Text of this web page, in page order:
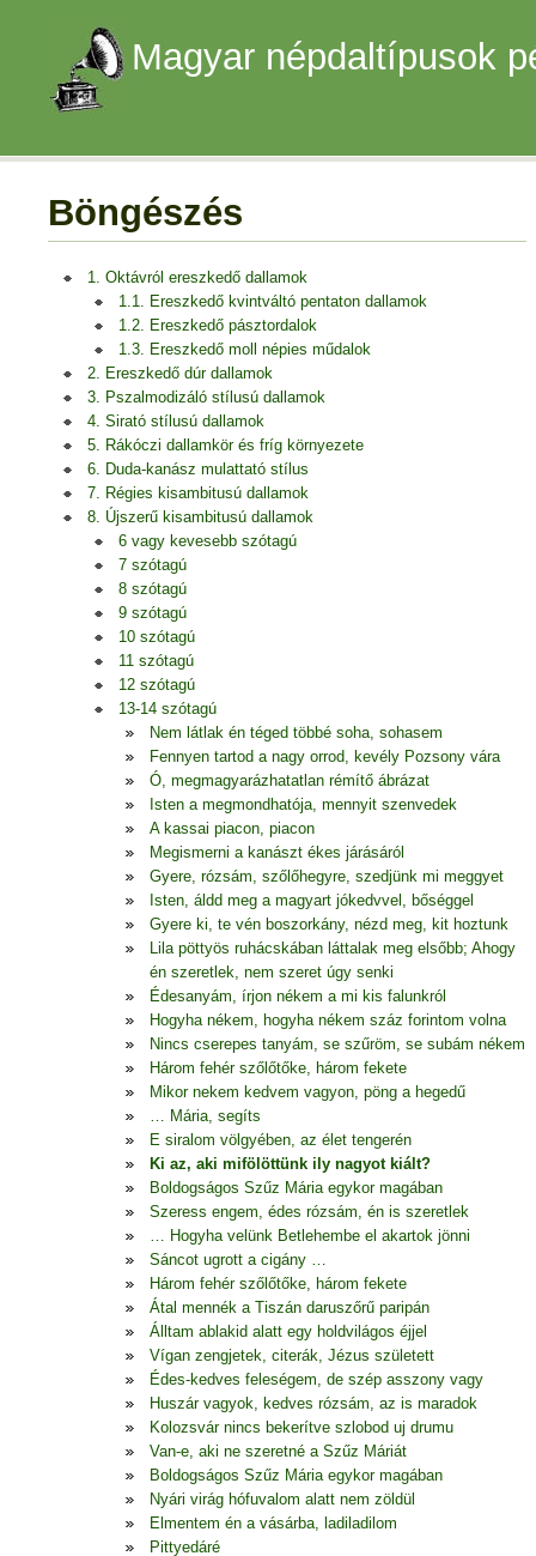
Magyar népdaltípusok
Böngészés
1. Oktávról ereszkedő dallamok
1.1. Ereszkedő kvintváltó pentaton dallamok
1.2. Ereszkedő pásztordalok
1.3. Ereszkedő moll népies műdalok
2. Ereszkedő dúr dallamok
3. Pszalmodizáló stílusú dallamok
4. Sirató stílusú dallamok
5. Rákóczi dallamkör és fríg környezete
6. Duda-kanász mulattató stílus
7. Régies kisambitusú dallamok
8. Újszerű kisambitusú dallamok
6 vagy kevesebb szótagú
7 szótagú
8 szótagú
9 szótagú
10 szótagú
11 szótagú
12 szótagú
13-14 szótagú
Nem látlak én téged többé soha, sohasem
Fennyen tartod a nagy orrod, kevély Pozsony vára
Ó, megmagyarázhatatlan rémítő ábrázat
Isten a megmondhatója, mennyit szenvedek
A kassai piacon, piacon
Megismerni a kanászt ékes járásáról
Gyere, rózsám, szőlőhegyre, szedjünk mi meggyet
Isten, áldd meg a magyart jókedvvel, bőséggel
Gyere ki, te vén boszorkány, nézd meg, kit hoztunk
Lila pöttyös ruhácskában láttalak meg elsőbb; Ahogy
én szeretlek, nem szeret úgy senki
Édesanyám, írjon nékem a mi kis falunkról
Hogyha nékem, hogyha nékem száz forintom volna
Nincs cserepes tanyám, se szűröm, se subám nékem
Három fehér szőlőtőke, három fekete
Mikor nekem kedvem vagyon, pöng a hegedű
… Mária, segíts
E siralom völgyében, az élet tengerén
Ki az, aki mifölöttünk ily nagyot kiált?
Boldogságos Szűz Mária egykor magában
Szeress engem, édes rózsám, én is szeretlek
… Hogyha velünk Betlehembe el akartok jönni
Sáncot ugrott a cigány …
Három fehér szőlőtőke, három fekete
Átal mennék a Tiszán daruszőrű paripán
Álltam ablakid alatt egy holdvilágos éjjel
Vígan zengjetek, citerák, Jézus született
Édes-kedves feleségem, de szép asszony vagy
Huszár vagyok, kedves rózsám, az is maradok
Kolozsvár nincs bekerítve szlobod uj drumu
Van-e, aki ne szeretné a Szűz Máriát
Boldogságos Szűz Mária egykor magában
Nyári virág hófuvalom alatt nem zöldül
Elmentem én a vásárba, ladiladilom
Pittyedáré